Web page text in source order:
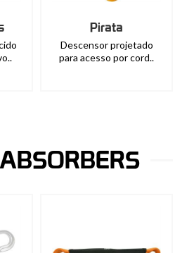
Pirata
Descensor projetado
para acesso por cord..